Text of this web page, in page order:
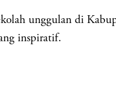
unggulan di
inspiratif.